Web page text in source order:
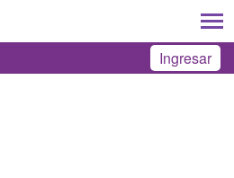
Ingresar